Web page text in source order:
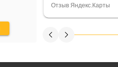
Считаю, что это
Отзыв Яндекс.Карты